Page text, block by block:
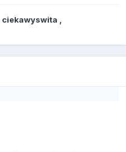
ciekawyswita